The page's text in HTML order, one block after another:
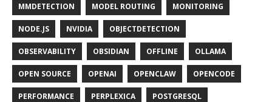
MMDETECTION MODEL ROUTING MONITORING
NODE.JS NVIDIA OBJECTDETECTION
OBSERVABILITY OBSIDIAN OFFLINE OLLAMA
OPEN SOURCE OPENAI OPENCLAW OPENCODE
PERFORMANCE PERPLEXICA POSTGRESQL